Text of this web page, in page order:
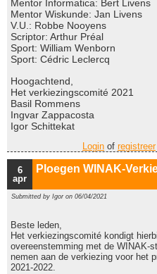
Mentor Informatica: Bert Livens
Mentor Wiskunde: Jan Livens
V.U.: Robbe Nooyens
Scriptor: Arthur Préal
Sport: William Wenborn
Sport: Cédric Leclercq
Hoogachtend,
Het verkiezingscomité 2021
Basil Rommens
Ingvar Zappacosta
Igor Schittekat
Login of registreer
6
apr
Ploegen WINAK-
Submitted by Igoron 06/04/2021
Beste leden,
Het verkiezingscomité kondigt
overeenstemming met de WINAK-
nemen aan de verkiezing voor het
2021-2022.